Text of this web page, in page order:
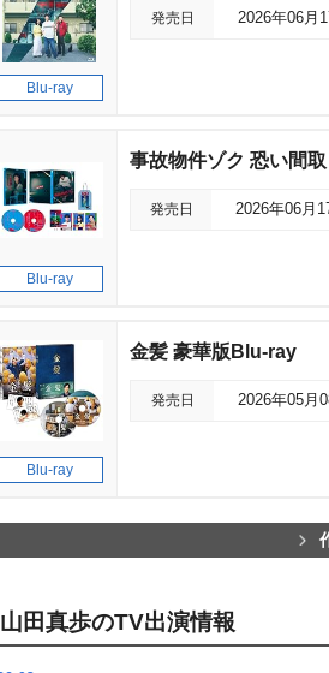
Blu-ray
発売日 2026年06月
Blu-ray
事故物件ゾク 恐い間
発売日 2026年06月
Blu-ray
金髪 豪華版Blu-ray
発売日 2026年05月
山田真歩のTV出演情報